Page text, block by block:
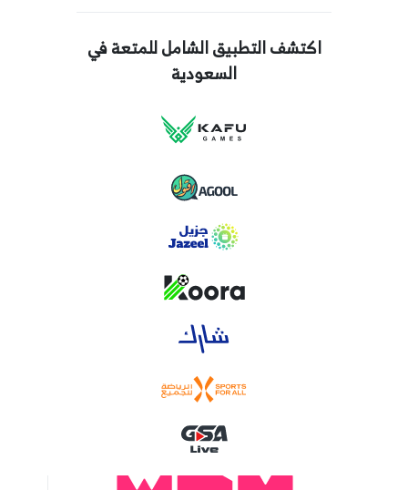
اكتشف التطبيق الشامل للمتعة في
السعودية